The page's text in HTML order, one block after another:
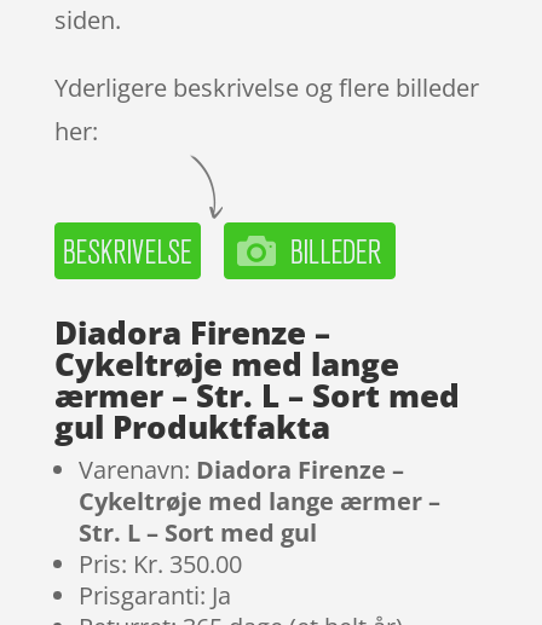
siden.
Yderligere beskrivelse og flere billeder
her:
Diadora Firenze –
Cykeltrøje med lange
ærmer – Str. L – Sort med
gul Produktfakta
Varenavn: Diadora Firenze –
Cykeltrøje med lange ærmer –
Str. L – Sort med gul
Pris: Kr. 350.00
Prisgaranti: Ja